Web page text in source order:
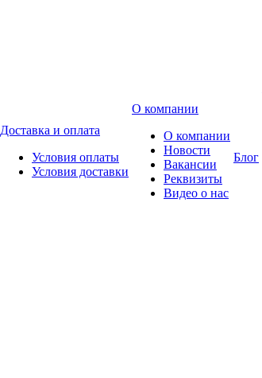
Доставка и оплата
Условия оплаты
Условия доставки
О компании
О компании
Новости
Вакансии
Реквизиты
Видео о нас
Блог